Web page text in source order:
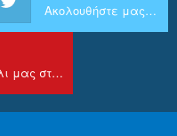
Ακολουθήστε μας στο Twitter
Το κανάλι μας στο Youtube